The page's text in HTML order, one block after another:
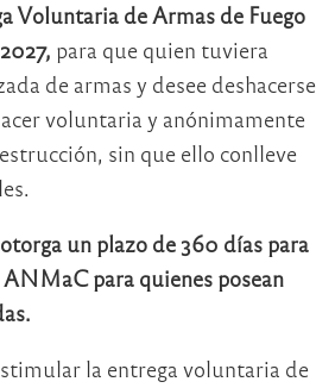
Voluntaria de Armas de Fuego
para que quien tuviera
de armas y desee deshacerse
voluntaria y anónimamente
sin que ello conlleve
un plazo de 360 días para
para quienes posean
la entrega voluntaria de